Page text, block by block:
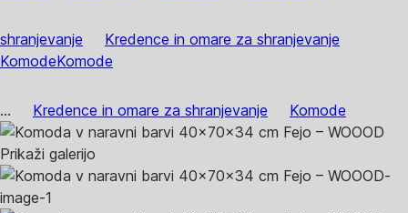
shranjevanje
Kredence in omare za shranjevanje
KomodeKomode
... Kredence in omare za shranjevanje Komode
Prikaži galerijo